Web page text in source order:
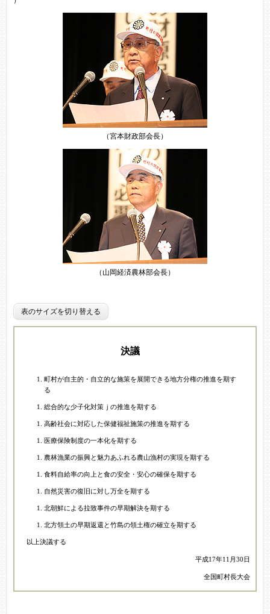
（宮本財政部会長）
（山岡経済農林部会長）
表のサイズを切り替える
決議
町村が自主的・自立的な施策を展開できる地方分権の推進を期す
る
総合的な少子化対策ｊの推進を期する
高齢社会に対応した保健福祉施策の推進を期する
医療保険制度の一本化を期する
農林漁業の振興と魅力あふれる農山漁村の実現を期する
食料自給率の向上と食の安全・安心の確保を期する
自然災害の復旧に対し万全を期する
北朝鮮による拉致事件の早期解決を期する
北方領土の早期返還と竹島の領土権の確立を期する
以上決議する
平成17年11月30日
全国町村長大会